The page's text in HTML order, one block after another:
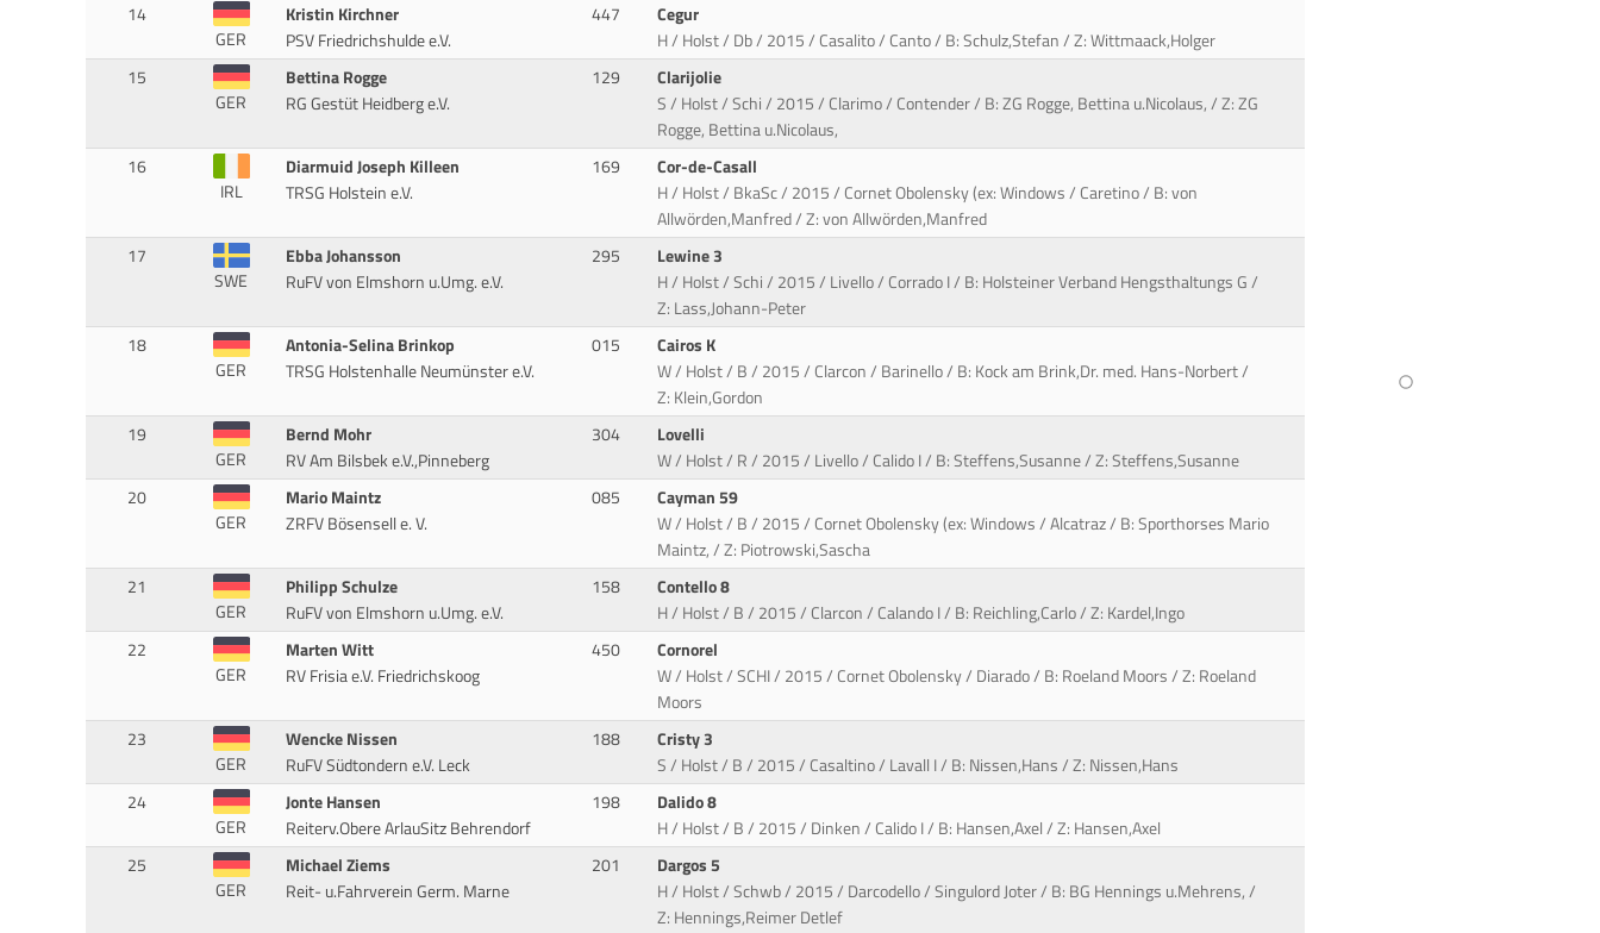
14
GER
Kristin Kirchner
PSV Friedrichshulde e.V.
447
Cegur
H / Holst / Db / 2015 / Casalito / Canto / B: Schulz,Stefan / Z: Wittmaack,Holger
15
GER
Bettina Rogge
RG Gestüt Heidberg e.V.
129
Clarijolie
S / Holst / Schi / 2015 / Clarimo / Contender / B: ZG Rogge, Bettina u.Nicolaus, / Z: ZG
Rogge, Bettina u.Nicolaus,
16
IRL
Diarmuid Joseph Killeen
TRSG Holstein e.V.
169
Cor-de-Casall
H / Holst / BkaSc / 2015 / Cornet Obolensky (ex: Windows / Caretino / B: von
Allwörden,Manfred / Z: von Allwörden,Manfred
17
SWE
Ebba Johansson
RuFV von Elmshorn u.Umg. e.V.
295
Lewine 3
H / Holst / Schi / 2015 / Livello / Corrado I / B: Holsteiner Verband Hengsthaltungs G /
Z: Lass,Johann-Peter
18
GER
Antonia-Selina Brinkop
TRSG Holstenhalle Neumünster e.V.
015
Cairos K
W / Holst / B / 2015 / Clarcon / Barinello / B: Kock am Brink,Dr. med. Hans-Norbert /
Z: Klein,Gordon
19
GER
Bernd Mohr
RV Am Bilsbek e.V.,Pinneberg
304
Lovelli
W / Holst / R / 2015 / Livello / Calido I / B: Steffens,Susanne / Z: Steffens,Susanne
20
GER
Mario Maintz
ZRFV Bösensell e. V.
085
Cayman 59
W / Holst / B / 2015 / Cornet Obolensky (ex: Windows / Alcatraz / B: Sporthorses Mario
Maintz, / Z: Piotrowski,Sascha
21
GER
Philipp Schulze
RuFV von Elmshorn u.Umg. e.V.
158
Contello 8
H / Holst / B / 2015 / Clarcon / Calando I / B: Reichling,Carlo / Z: Kardel,Ingo
22
GER
Marten Witt
RV Frisia e.V. Friedrichskoog
450
Cornorel
W / Holst / SCHI / 2015 / Cornet Obolensky / Diarado / B: Roeland Moors / Z: Roeland
Moors
23
GER
Wencke Nissen
RuFV Südtondern e.V. Leck
188
Cristy 3
S / Holst / B / 2015 / Casaltino / Lavall I / B: Nissen,Hans / Z: Nissen,Hans
24
GER
Jonte Hansen
Reiterv.Obere ArlauSitz Behrendorf
198
Dalido 8
H / Holst / B / 2015 / Dinken / Calido I / B: Hansen,Axel / Z: Hansen,Axel
25
GER
Michael Ziems
Reit- u.Fahrverein Germ. Marne
201
Dargos 5
H / Holst / Schwb / 2015 / Darcodello / Singulord Joter / B: BG Hennings u.Mehrens, /
Z: Hennings,Reimer Detlef